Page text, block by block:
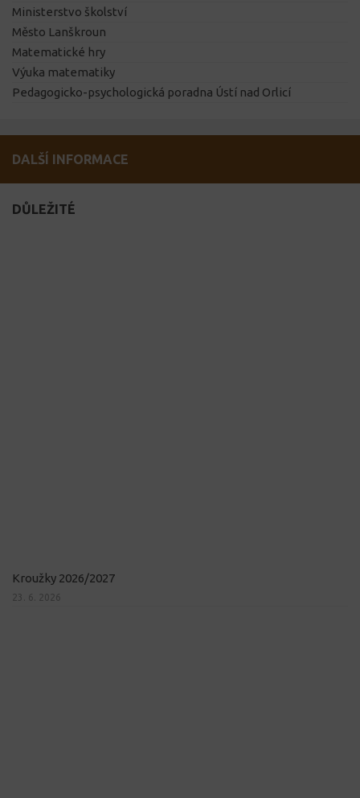
Ministerstvo školství
Město Lanškroun
Matematické hry
Výuka matematiky
Pedagogicko-psychologická poradna Ústí nad Orlicí
DALŠÍ INFORMACE
DŮLEŽITÉ
Kroužky 2026/2027
23. 6. 2026